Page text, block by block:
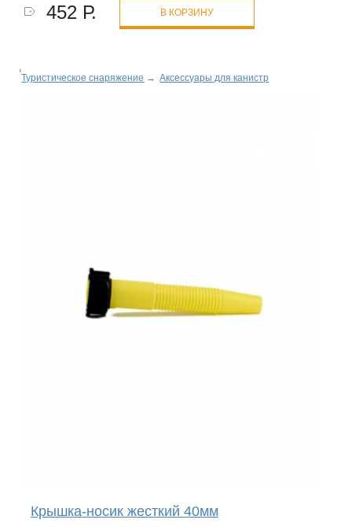
452 Р. В КОРЗИНУ
Туристическое снаряжение → Аксессуары для канистр
Крышка-носик жесткий 40мм